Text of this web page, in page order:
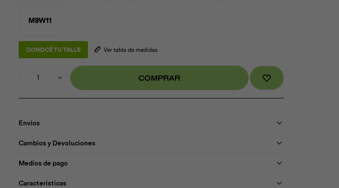
M9W11
CONOCÉ TU TALLE Ver tabla de medidas
1 COMPRAR
Envíos
Cambios y Devoluciones
Medios de pago
Características